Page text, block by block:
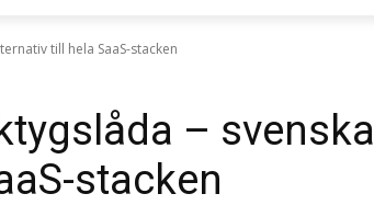
till hela SaaS-stacken
– svenska
stacken